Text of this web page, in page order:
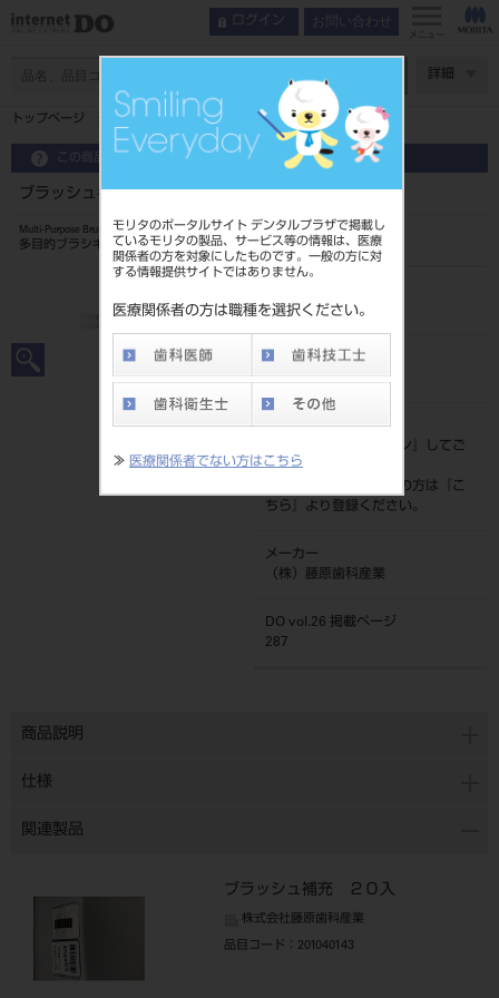
モリタのポータルサイト デンタルプラザで掲載し
ているモリタの製品、サービス等の情報は、医療
関係者の方を対象にしたものです。一般の方に対
する情報提供サイトではありません。
医療関係者の方は職種を選択ください。
≫ 医療関係者でない方はこちら
ログイン お問い合わせ
メニュー
詳細
トップページ ブラッシュキット
この商品に関するお問い合わせ
ブラッシュキット
Multi-Purpose Brush Kit
多目的ブラシキット
201040141
JAN/EANコード
標準価格
ログイン
』してご
覧ください。
ネット会員登録がまだの方は『
こ
ちら
』より登録ください。
メーカー
（株）藤原歯科産業
DO vol.26 掲載ページ
287
商品説明
仕様
関連製品
ブラッシュ補充 ２０入
株式会社藤原歯科産業
品目コード ：201040143